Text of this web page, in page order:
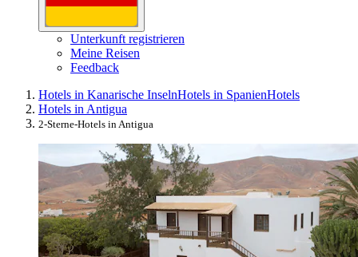
Unterkunft registrieren
Meine Reisen
Feedback
Hotels in Kanarische InselnHotels in SpanienHotels
Hotels in Antigua
2-Sterne-Hotels in Antigua